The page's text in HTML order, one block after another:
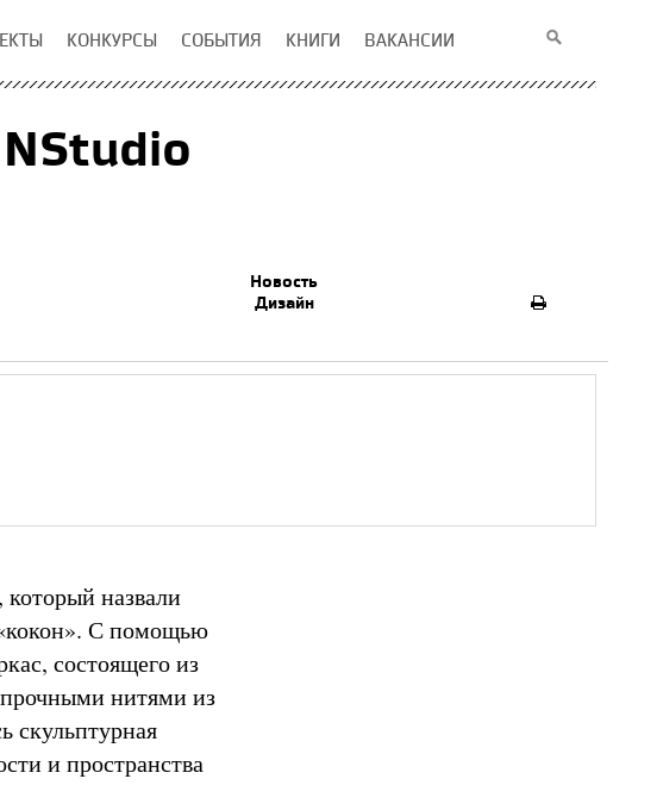
КОНКУРСЫ СОБЫТИЯ КНИГИ ВАКАНСИИ
Новость
Дизайн
назвали
С помощью
состоящего из
нитями из
скульптурная
и пространства